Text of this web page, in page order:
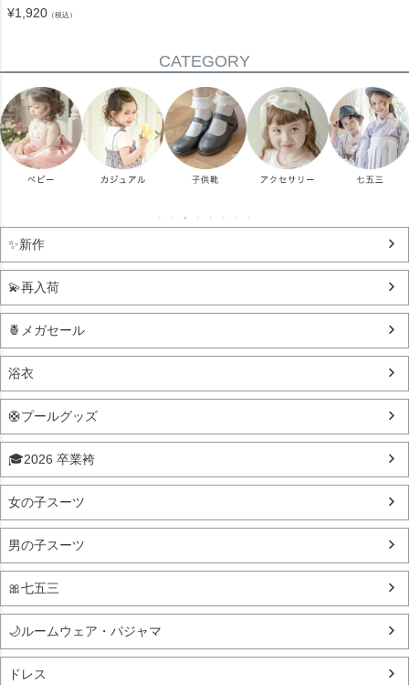
¥1,920 （税込）
CATEGORY
✨新作
💫再入荷
🍍メガセール
浴衣
🛟プールグッズ
🎓2026 卒業袴
女の子スーツ
男の子スーツ
🎀七五三
🌙ルームウェア・パジャマ
ドレス